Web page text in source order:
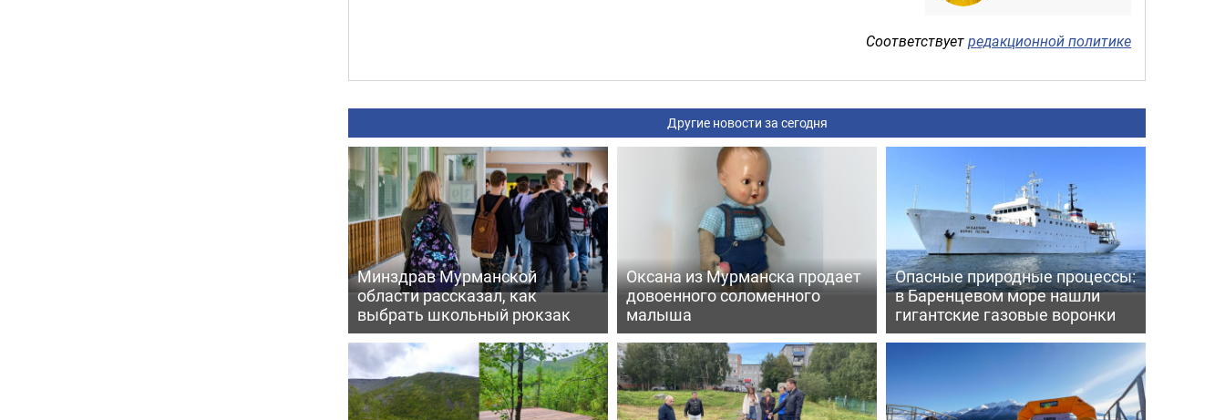
Соответствуетредакционной политике
Другие новости за сегодня
Минздрав Мурманской
области рассказал, как
выбрать школьный рюкзак
Оксана из Мурманска продает
довоенного соломенного
малыша
Опасные природные процессы:
в Баренцевом море нашли
гигантские газовые воронки